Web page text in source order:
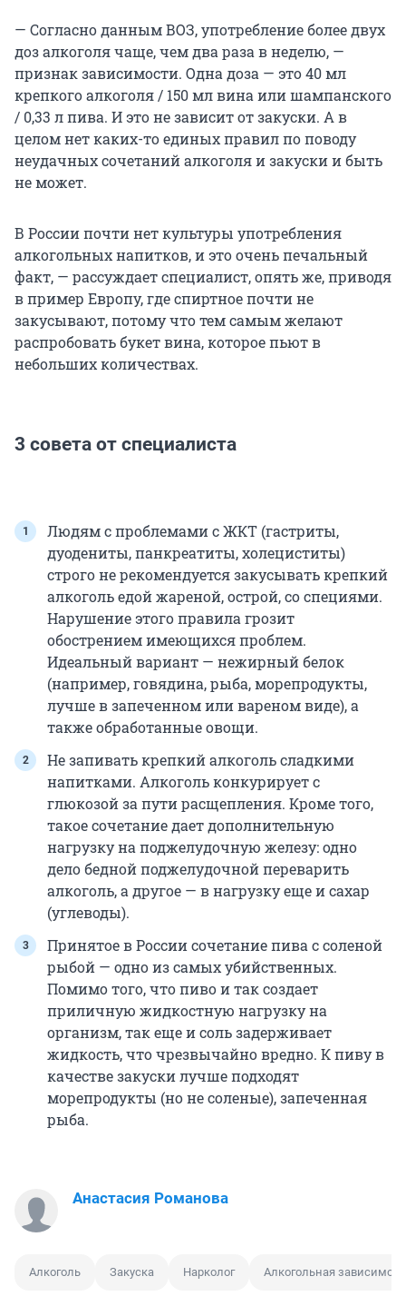
— Согласно данным ВОЗ, употребление более двух
доз алкоголя чаще, чем два раза в неделю, —
признак зависимости. Одна доза — это 40 мл
крепкого алкоголя / 150 мл вина или шампанского
/ 0,33 л пива. И это не зависит от закуски. А в
целом нет каких-то единых правил по поводу
неудачных сочетаний алкоголя и закуски и быть
не может.
В России почти нет культуры употребления
алкогольных напитков, и это очень печальный
факт, — рассуждает специалист, опять же, приводя
в пример Европу, где спиртное почти не
закусывают, потому что тем самым желают
распробовать букет вина, которое пьют в
небольших количествах.
3 совета от специалиста
Людям с проблемами с ЖКТ (гастриты,
дуодениты, панкреатиты, холециститы)
строго не рекомендуется закусывать крепкий
алкоголь едой жареной, острой, со специями.
Нарушение этого правила грозит
обострением имеющихся проблем.
Идеальный вариант — нежирный белок
(например, говядина, рыба, морепродукты,
лучше в запеченном или вареном виде), а
также обработанные овощи.
Не запивать крепкий алкоголь сладкими
напитками. Алкоголь конкурирует с
глюкозой за пути расщепления. Кроме того,
такое сочетание дает дополнительную
нагрузку на поджелудочную железу: одно
дело бедной поджелудочной переварить
алкоголь, а другое — в нагрузку еще и сахар
(углеводы).
Принятое в России сочетание пива с соленой
рыбой — одно из самых убийственных.
Помимо того, что пиво и так создает
приличную жидкостную нагрузку на
организм, так еще и соль задерживает
жидкость, что чрезвычайно вредно. К пиву в
качестве закуски лучше подходят
морепродукты (но не соленые), запеченная
рыба.
Анастасия Романова
Алкоголь Закуска Нарколог Алкогольная